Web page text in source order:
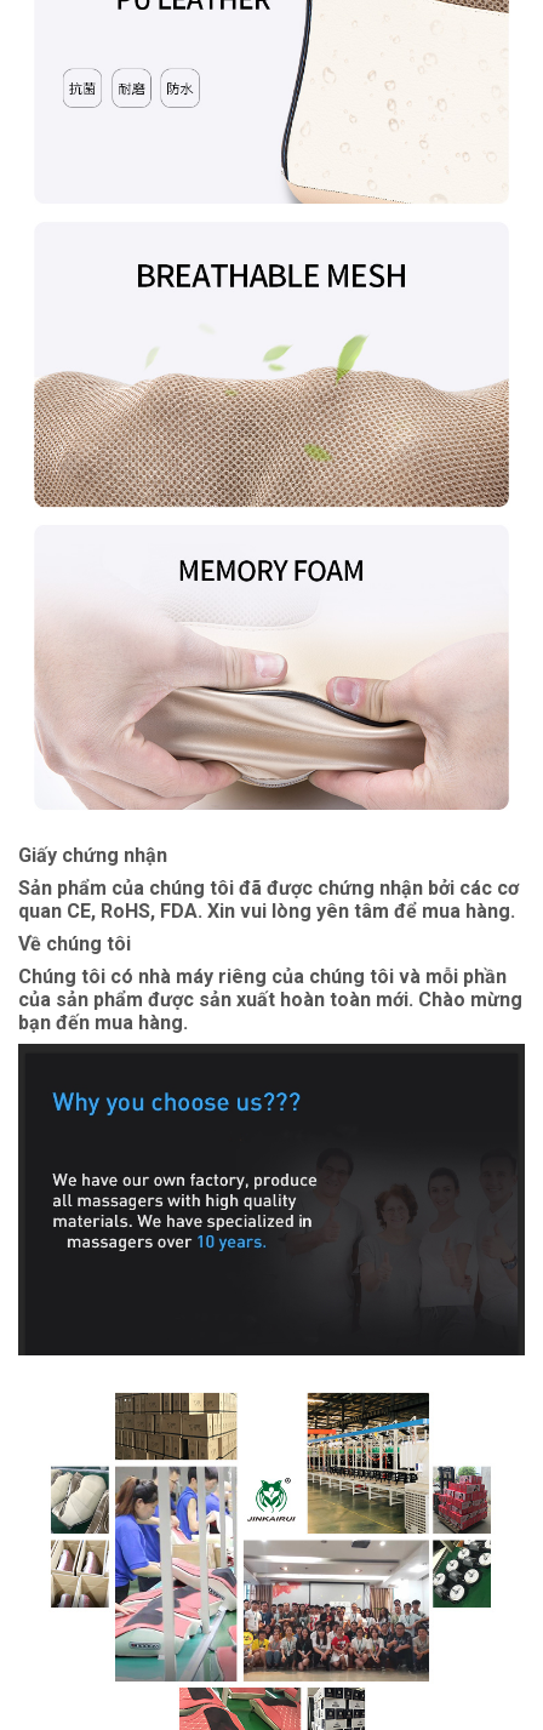
Giấy chứng nhận
Sản phẩm của chúng tôi đã được chứng nhận bởi các cơ
quan CE, RoHS, FDA. Xin vui lòng yên tâm để mua hàng.
Về chúng tôi
Chúng tôi có nhà máy riêng của chúng tôi và mỗi phần
của sản phẩm được sản xuất hoàn toàn mới. Chào mừng
bạn đến mua hàng.